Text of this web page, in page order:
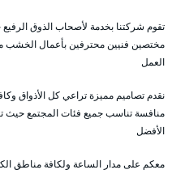
تقوم شركتنا بخدمة لأصحاب الذوق
مختصين فنيين محترفين بأعمال الخشب
العمل
نقدم تصاميم مميزة تراعي كل الأذواق
منافسة تناسب جميع فئات المجتمع حيث
الأفضل
معكم على مدار الساعة ولكافة مناطق